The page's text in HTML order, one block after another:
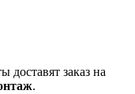
заказ на
.